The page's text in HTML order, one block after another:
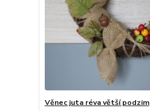
Věnec juta réva větší podzim